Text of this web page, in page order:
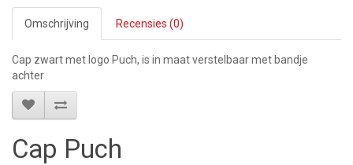
Omschrijving Recensies (0)
Cap zwart met logo Puch, is in maat verstelbaar met bandje
achter
Cap Puch